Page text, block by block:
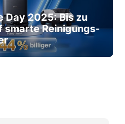
Day 2025: Bis zu
smarte Reinigungs-